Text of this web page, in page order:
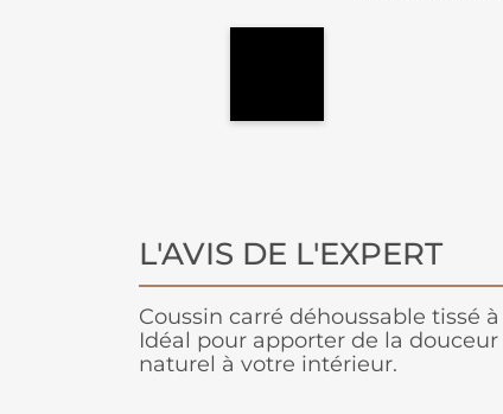
L'AVIS DE L'EXPERT
Coussin carré déhoussable tissé
Idéal pour apporter de la
naturel à votre intérieur.